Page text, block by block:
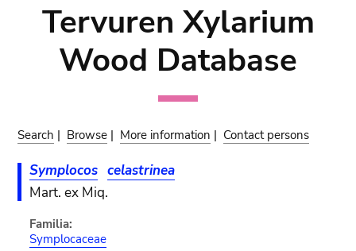
Tervuren Xylarium
Wood Database
Search | Browse | More information | Contact persons
Symplocos celastrinea
Mart. ex Miq.
Familia:
Symplocaceae